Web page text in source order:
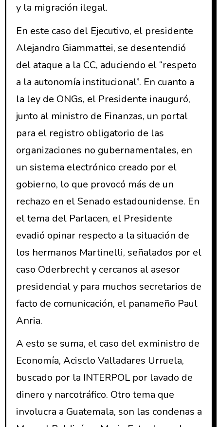
y la migración ilegal.
En este caso del Ejecutivo, el presidente
Alejandro Giammattei, se desentendió
del ataque a la CC, aduciendo el “respeto
a la autonomía institucional”. En cuanto a
la ley de ONGs, el Presidente inauguró,
junto al ministro de Finanzas, un portal
para el registro obligatorio de las
organizaciones no gubernamentales, en
un sistema electrónico creado por el
gobierno, lo que provocó más de un
rechazo en el Senado estadounidense. En
el tema del Parlacen, el Presidente
evadió opinar respecto a la situación de
los hermanos Martinelli, señalados por el
caso Oderbrecht y cercanos al asesor
presidencial y para muchos secretarios de
facto de comunicación, el panameño Paul
Anria.
A esto se suma, el caso del exministro de
Economía, Acisclo Valladares Urruela,
buscado por la INTERPOL por lavado de
dinero y narcotráfico. Otro tema que
involucra a Guatemala, son las condenas a